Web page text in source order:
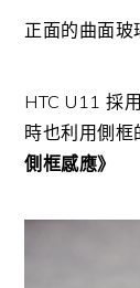
正面的曲面
HTC U11 採
時也利用側框
側框感應》